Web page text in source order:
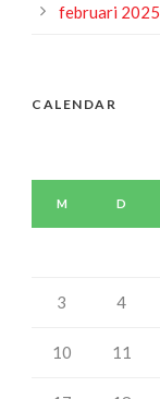
februari 2025
CALENDAR
M D
3 4
10 11